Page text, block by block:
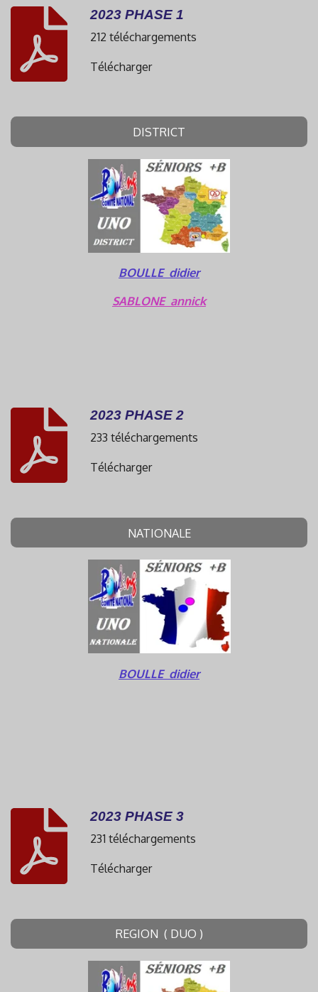
2023 PHASE 1
212 téléchargements
Télécharger
DISTRICT
BOULLE didier
SABLONE annick
2023 PHASE 2
233 téléchargements
Télécharger
NATIONALE
BOULLE didier
2023 PHASE 3
231 téléchargements
Télécharger
REGION ( DUO )